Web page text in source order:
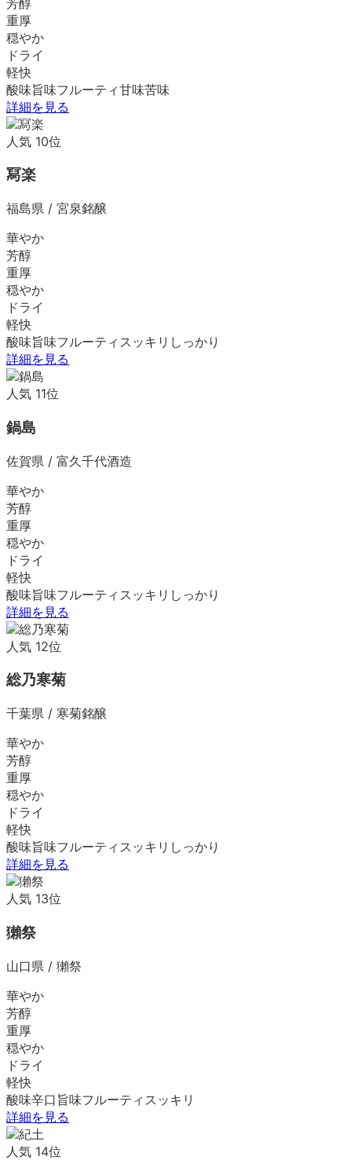
重厚
穏やか
ドライ
軽快
酸味旨味フルーティ甘味苦味
詳細を見る
人気 10位
冩楽
福島県 / 宮泉銘醸
華やか
芳醇
重厚
穏やか
ドライ
軽快
酸味旨味フルーティ スッキリ しっかり
詳細を見る
人気 11位
鍋島
佐賀県 / 富久千代酒造
華やか
芳醇
重厚
穏やか
ドライ
軽快
酸味旨味フルーティ スッキリ しっかり
詳細を見る
人気 12位
総乃寒菊
千葉県 / 寒菊銘醸
華やか
芳醇
重厚
穏やか
ドライ
軽快
酸味旨味フルーティ スッキリ しっかり
詳細を見る
人気 13位
獺祭
山口県 / 獺祭
華やか
芳醇
重厚
穏やか
ドライ
軽快
酸味辛口 旨味フルーティ スッキリ
詳細を見る
人気 14位